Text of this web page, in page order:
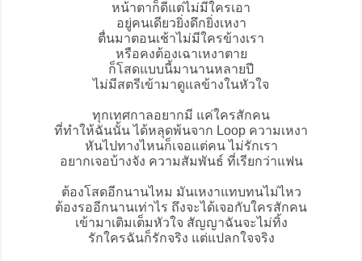
หน้าตาก็ดีแต่ไม่มีใครเอา
อยู่คนเดียวยิ่งดึกยิ่งเหงา
ตื่นมาตอนเช้าไม่มีใครข้างเรา
หรือคงต้องเฉาเหงาตาย
ก็โสดแบบนี้มานานหลายปี
ไม่มีสตรีเข้ามาดูแลข้างในหัวใจ
ทุกเทศกาลอยากมี แค่ใครสักคน
ที่ทำให้ฉันนั้น ได้หลุดพ้นจาก Loop ความเหงา
หันไปทางไหนก็เจอแต่คน ไม่รักเรา
อยากเจอบ้างจัง ความสัมพันธ์ ที่เรียกว่าแฟน
ต้องโสดอีกนานไหม มันเหงาแทบทนไม่ไหว
ต้องรออีกนานเท่าไร ถึงจะได้เจอกับใครสักคน
เข้ามาเติมเต็มหัวใจ สัญญาฉันจะไม่ทิ้ง
รักใครฉันก็รักจริง แต่แปลกใจจริง